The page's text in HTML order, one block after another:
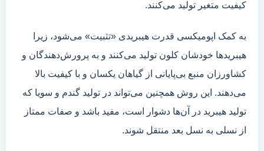
کیفیت متغیر تولید می‌کنند.
به کمک اپومیکسی قدرت هیبریدی «تثبیت» می‌شود، زیرا
هیبریدها خودشان کلون تولید می‌کنند و به پرورش‌دهندگان و
کشاورزان منبع بی‌پایانی از گیاهان یکسان و با کیفیت بالا
می‌دهند. این روش همچنین می‌تواند در تولید گندم و سویا که
تولید هیبرید در آن‌ها دشوار است، مفید باشد و صفات ممتاز
از نسلی به نسل بعد منتقل شوند.